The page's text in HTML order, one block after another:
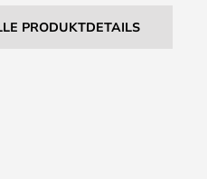
PRODUKTDETAILS